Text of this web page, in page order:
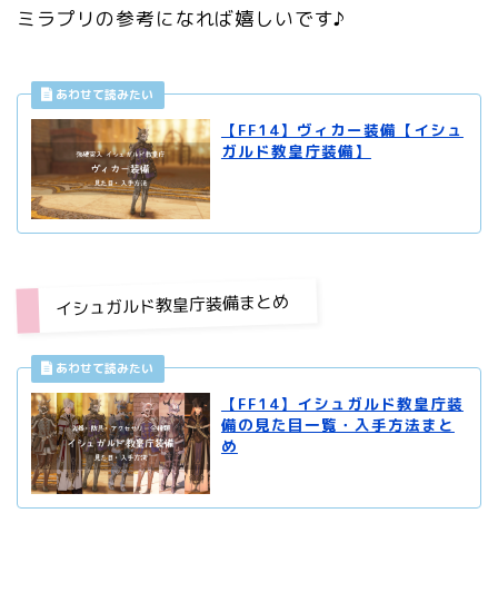
ミラプリの参考になれば嬉しいです♪
【FF14】ヴィカー装備【イシュ
ガルド教皇庁装備】
イシュガルド教皇庁装備まとめ
【FF14】イシュガルド教皇庁装
備の見た目一覧・入手方法まと
め